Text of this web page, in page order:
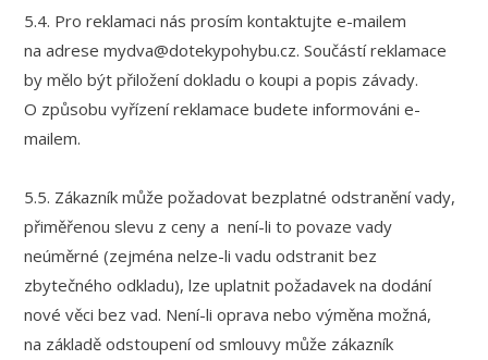
5.4. Pro reklamaci nás prosím kontaktujte e-mailem
na adrese mydva@dotekypohybu.cz. Součástí reklamace
by mělo být přiložení dokladu o koupi a popis závady.
O způsobu vyřízení reklamace budete informováni e-
mailem.
5.5. Zákazník může požadovat bezplatné odstranění vady,
přiměřenou slevu z ceny a není-li to povaze vady
neúměrné (zejména nelze-li vadu odstranit bez
zbytečného odkladu), lze uplatnit požadavek na dodání
nové věci bez vad. Není-li oprava nebo výměna možná,
na základě odstoupení od smlouvy může zákazník